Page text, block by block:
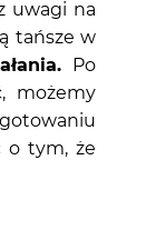
uwagi na
tańsze w
. Po
możemy
o tym, że